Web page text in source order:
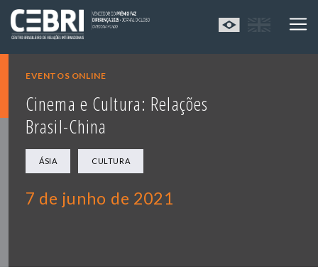
EVENTOS ONLINE
Cinema e Cultura: Relações
Brasil-China
ÁSIA CULTURA
7 de junho de 2021